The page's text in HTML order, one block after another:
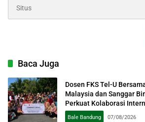
Baca Juga
Dosen FKS Tel-U
Malaysia dan Sanggar
Perkuat Kolaborasi
Pengabdian kepada
Bale Bandung 07/08/2026